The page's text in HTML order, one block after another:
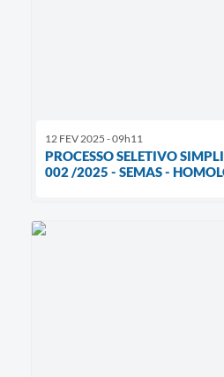
12 FEV 2025 - 09h11
PROCESSO SELETIVO
002 /2025 - SEMAS -